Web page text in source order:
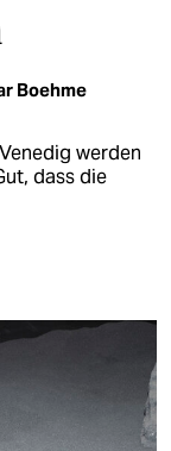
Boehme
werden
dass die